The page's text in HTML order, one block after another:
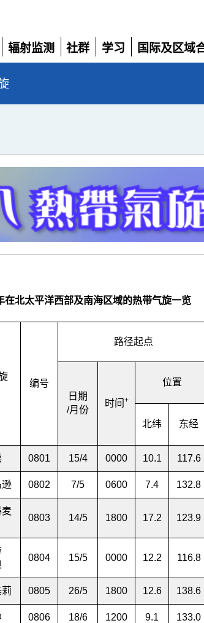
辐射监测
展
开
社群
展
学习
展
国际及区域
展
在北太平洋西部及南海区域的热带气旋一览
编号
路径起点
日期
/月份
时间 +
位置
北纬 东经
0801 15/4 0000 10.1 117.6
逊 0802 7/5 0600 7.4 132.8
麦
0803 14/5 1800 17.2 123.9
0804 15/5 0000 12.2 116.8
0805 26/5 1800 12.6 138.6
0806 18/6 1200 9.1 133.0